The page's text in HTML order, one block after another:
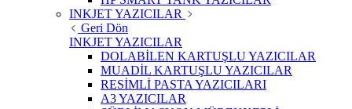
INKJET YAZICILAR
Geri Dön
INKJET YAZICILAR
DOLABİLEN KARTUŞLU YAZICILAR
MUADİL KARTUŞLU YAZICILAR
RESİMLİ PASTA YAZICILARI
A3 YAZICILAR